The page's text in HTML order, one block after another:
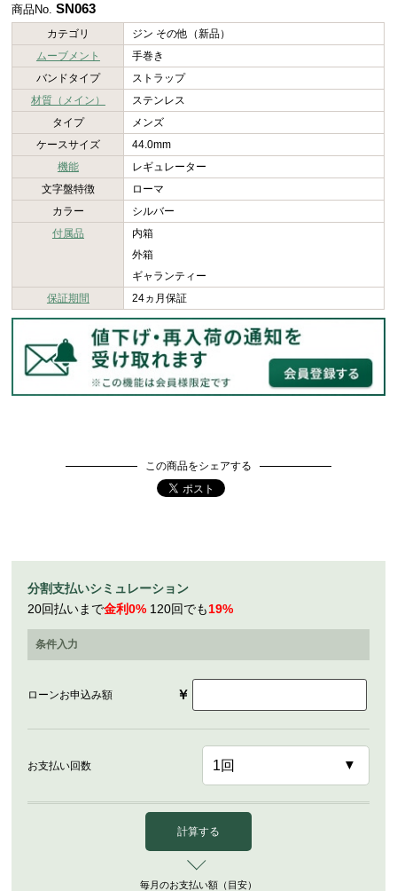
商品No.SN063
カテゴリ
ジン その他（新品）
ムーブメント
手巻き
バンドタイプ
ストラップ
材質（メイン）
ステンレス
タイプ
メンズ
ケースサイズ
44.0mm
機能
レギュレーター
文字盤特徴
ローマ
カラー
シルバー
付属品
内箱
外箱
ギャランティー
保証期間
24ヵ月保証
この商品をシェアする
分割支払いシミュレーション
20回払いまで金利0% 120回でも19%
条件入力
ローンお申込み額 ￥
お支払い回数
計算する
毎月のお支払い額（目安）